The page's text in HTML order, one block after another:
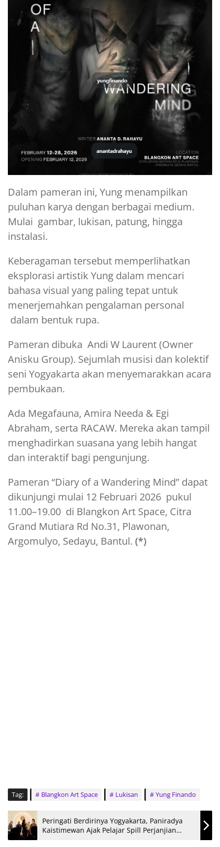
Dalam pameran ini, Yung menampilkan
puluhan karya dengan berbagai medium.
Mulai gambar, lukisan, patung, hingga
instalasi.
Keberagaman tersebut memperlihatkan
eksplorasi artistik Yung dalam mencari
bahasa visual yang paling tepat untuk
menerjemahkan pengalaman personal
dalam bentuk rupa.
Pameran dibuka Andi W Laurent (Owner
Anisku Group). Sejumlah musisi dan kolektif
seni Yogyakarta akan menyemarakkan acara
pembukaan.
Ada Megafauna, Amira Needa & Egi
Abraham, serta RACAW. Mereka akan tampil
menghadirkan suasana yang lebih hangat
dan interaktif bagi pengunjung.
Pameran “Diary of a Wandering Mind” dapat
dikunjungi mulai 12 Februari 2026 pukul
11.00–19.00 di Blangkon Art Space, Citra
Grand Mutiara Rd No.31, Plawonan,
Argomulyo, Sedayu, Bantul. (*)
Tag: Blangkon Art Space Lukisan Yung Finando
Peringati Berdirinya Yogyakarta, Paniradya
Kaistimewan Ajak Pelajar Spill Perjanjian